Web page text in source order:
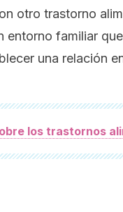
otro trastorno
entorno familiar
una relación
los trastornos